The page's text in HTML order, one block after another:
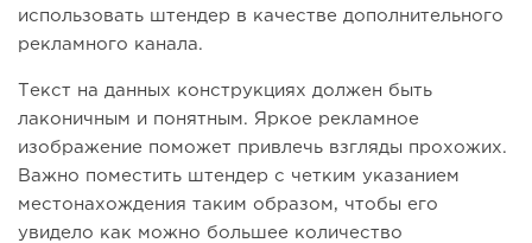
использовать штендер в качестве дополнительного
рекламного канала.
Текст на данных конструкциях должен быть
лаконичным и понятным. Яркое рекламное
изображение поможет привлечь взгляды прохожих.
Важно поместить штендер с четким указанием
местонахождения таким образом, чтобы его
увидело как можно большее количество